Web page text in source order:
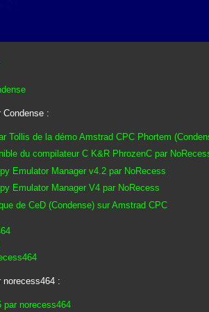
:
Tollis de la démo Amstrad CPC Phortem
du compilateur C K&R PhrozenC par
Emulator Manager v4.2 par NoRecess
Emulator Manager V4 par NoRecess
de CeD (Condense) sur Amstrad CPC
:
par norecess464